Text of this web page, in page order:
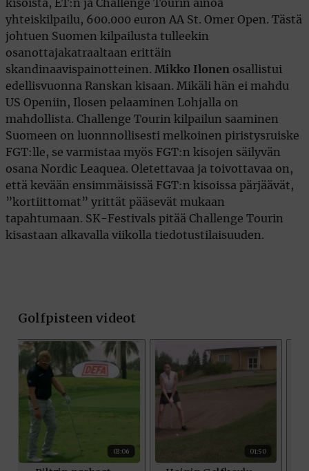
kisoista, ET:n ja Challenge Tourin ainoa
yhteiskilpailu, 600.000 euron AA St. Omer Open. Tästä
johtuen Suomen kilpailusta tulleekin
osanottajakatraaltaan erittäin
skandinaavispainotteinen. Mikko Ilonen osallistui
edellisvuonna Ranskan kisaan. Mikäli hän ei mahdu
US Openiin, Ilosen pelaaminen Lohjalla on
mahdollista. Challenge Tourin kilpailun saaminen
Suomeen on luonnnollisesti melkoinen piristysruiske
FGT:lle, se varmistaa myös FGT:n kisojen säilyvän
osana Nordic Leaquea. Oletettavaa ja toivottavaa on,
että kevään ensimmäisissä FGT:n kisoissa pärjäävät,
”kortiittomat” yrittät pääsevät mukaan
tapahtumaan. SK-Festivals pitää Challenge Tourin
kisastaan alkavalla viikolla tiedotustilaisuuden.